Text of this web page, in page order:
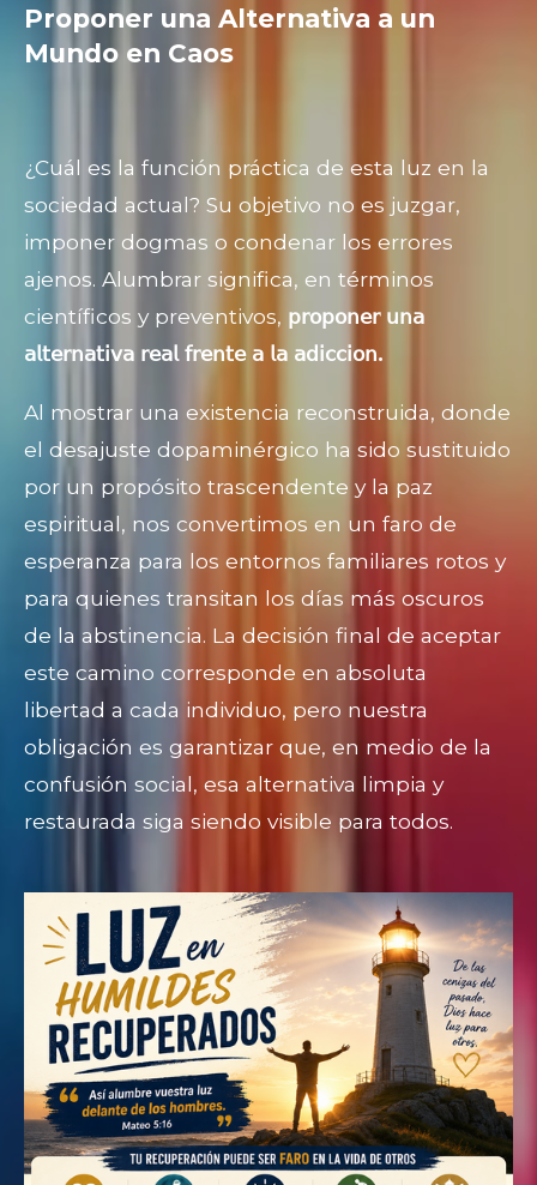
Proponer una Alternativa a un
Mundo en Caos
¿Cuál es la función práctica de esta luz en la
sociedad actual? Su objetivo no es juzgar,
imponer dogmas o condenar los errores
ajenos. Alumbrar significa, en términos
científicos y preventivos, 𝗉𝗋𝗈𝗉𝗈𝗇𝖾𝗋 𝗎𝗇𝖺
𝖺𝗅𝗍𝖾𝗋𝗇𝖺𝗍𝗂𝗏𝖺 𝗋𝖾𝖺𝗅 𝖿𝗋𝖾𝗇𝗍𝖾 𝖺 𝗅𝖺 𝖺𝖽𝗂𝖼𝖼𝗂𝗈𝗇.
Al mostrar una existencia reconstruida, donde
el desajuste dopaminérgico ha sido sustituido
por un propósito trascendente y la paz
espiritual, nos convertimos en un faro de
esperanza para los entornos familiares rotos y
para quienes transitan los días más oscuros
de la abstinencia. La decisión final de aceptar
este camino corresponde en absoluta
libertad a cada individuo, pero nuestra
obligación es garantizar que, en medio de la
confusión social, esa alternativa limpia y
restaurada siga siendo visible para todos.